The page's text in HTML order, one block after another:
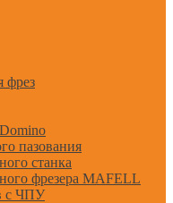
фрез
пазования
станка
фрезера MAFELL
с ЧПУ